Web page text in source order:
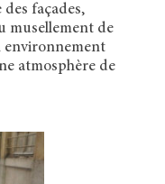
façades,
musellement de
environnement
atmosphère de